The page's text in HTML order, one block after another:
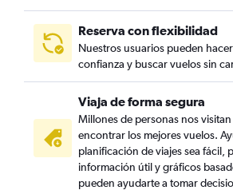
Reserva con flexibilidad
Nuestros usuarios pueden
confianza y buscar vuelos sin
Viaja de forma segura
Millones de personas nos
encontrar los mejores vuelos.
planificación de viajes sea fácil,
información útil y gráficos
pueden ayudarte a tomar